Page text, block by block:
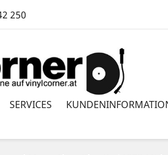
250
SERVICES